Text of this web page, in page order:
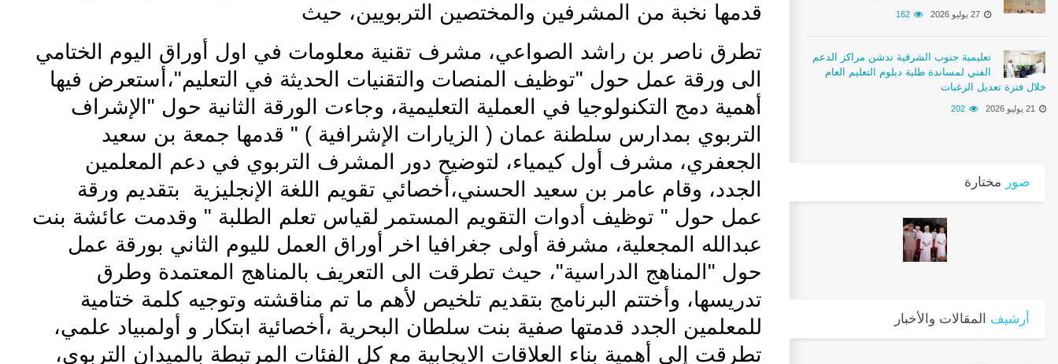
قدمها نخبة من المشرفين والمختصين التربويين، حيث
تطرق ناصر بن راشد الصواعي، مشرف تقنية معلومات في اول أوراق اليوم الختامي
الى ورقة عمل حول "توظيف المنصات والتقنيات الحديثة في التعليم"،أستعرض فيها
أهمية دمج التكنولوجيا في العملية التعليمية، وجاءت الورقة الثانية حول "الإشراف
التربوي بمدارس سلطنة عمان ( الزيارات الإشرافية ) " قدمها جمعة بن سعيد
الجعفري، مشرف أول كيمياء، لتوضيح دور المشرف التربوي في دعم المعلمين
الجدد، وقام عامر بن سعيد الحسني،أخصائي تقويم اللغة الإنجليزية بتقديم ورقة
عمل حول " توظيف أدوات التقويم المستمر لقياس تعلم الطلبة " وقدمت عائشة بنت
عبدالله المجعلية، مشرفة أولى جغرافيا اخر أوراق العمل لليوم الثاني بورقة عمل
حول "المناهج الدراسية"، حيث تطرقت الى التعريف بالمناهج المعتمدة وطرق
تدريسها، وأختتم البرنامج بتقديم تلخيص لأهم ما تم مناقشته وتوجيه كلمة ختامية
للمعلمين الجدد قدمتها صفية بنت سلطان البحرية ،أخصائية ابتكار و أولمبياد علمي،
تطرقت إلى أهمية بناء العلاقات الايجابية مع كل الفئات المرتبطة بالميدان التربوي،
27 يوليو 2026 162
تعليمية جنوب الشرقية تدشن مراكز الدعم
الفني لمساندة طلبة دبلوم التعليم العام
خلال فترة تعديل الرغبات
21 يوليو 2026 202
صور مختارة
أرشيف المقالات والأخبار